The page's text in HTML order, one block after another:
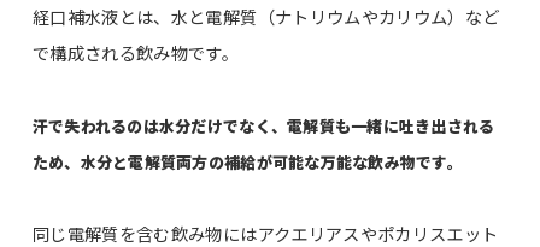
経口補水液とは、水と電解質（ナトリウムやカリウム）など
で構成される飲み物です。
汗で失われるのは水分だけでなく、電解質も一緒に吐き出される
ため、水分と電解質両方の補給が可能な万能な飲み物です。
同じ電解質を含む飲み物にはアクエリアスやポカリスエット